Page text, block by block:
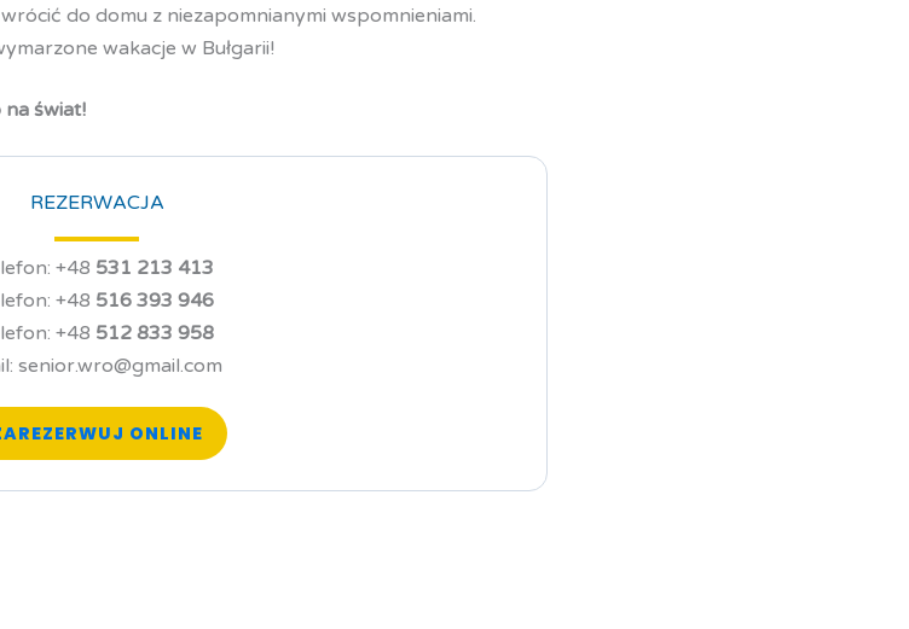
do domu z niezapomnianymi wspomnieniami.
wakacje w Bułgarii!
świat!
REZERWACJA
+48 531 213 413
+48 516 393 946
+48 512 833 958
senior.wro@gmail.com
ONLINE